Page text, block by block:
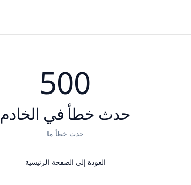
500
حدث خطأ في الخادم
حدث خطأ ما
العودة إلى الصفحة الرئيسية